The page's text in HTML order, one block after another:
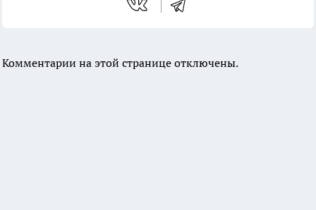
Комментарии на этой странице отключены.